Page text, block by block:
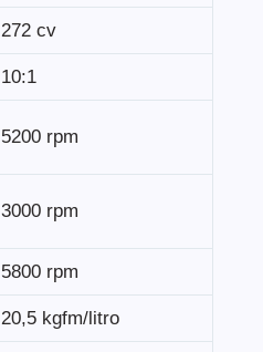
272 cv
10:1
5200 rpm
3000 rpm
5800 rpm
20,5 kgfm/litro